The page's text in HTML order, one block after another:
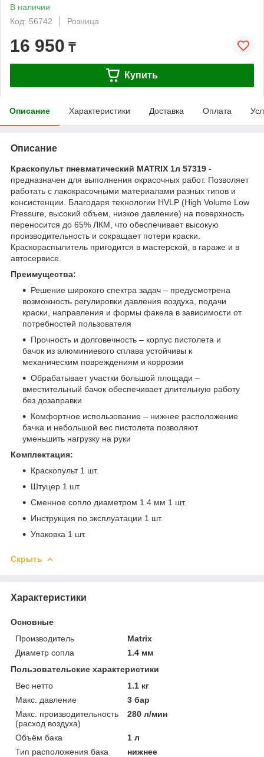
В наличии
Код: 56742
Розница
16 950 ₸
Купить
Описание Характеристики Доставка Оплата
Описание
Краскопульт пневматический MATRIX 1л 57319 -
предназначен для выполнения окрасочных работ. Позволяет
работать с лакокрасочными материалами разных типов и
консистенции. Благодаря технологии HVLP (High Volume Low
Pressure, высокий объем, низкое давление) на поверхность
переносится до 65% ЛКМ, что обеспечивает высокую
производительность и сокращает потери краски.
Краскораспылитель пригодится в мастерской, в гараже и в
автосервисе.
Преимущества:
Решение широкого спектра задач – предусмотрена
возможность регулировки давления воздуха, подачи
краски, направления и формы факела в зависимости от
потребностей пользователя
Прочность и долговечность – корпус пистолета и
бачок из алюминиевого сплава устойчивы к
механическим повреждениям и коррозии
Обрабатывает участки большой площади –
вместительный бачок обеспечивает длительную работу
без дозаправки
Комфортное использование – нижнее расположение
бачка и небольшой вес пистолета позволяют
уменьшить нагрузку на руки
Комплектация:
Краскопульт 1 шт.
Штуцер 1 шт.
Сменное сопло диаметром 1.4 мм 1 шт.
Инструкция по эксплуатации 1 шт.
Упаковка 1 шт.
Скрыть
Характеристики
Основные
Производитель
Matrix
Диаметр сопла
1.4 мм
Пользовательские характеристики
Вес нетто
1.1 кг
Макс. давление
3 бар
Макс. производительность
(расход воздуха)
280 л/мин
Объём бака
1 л
Тип расположения бака
нижнее